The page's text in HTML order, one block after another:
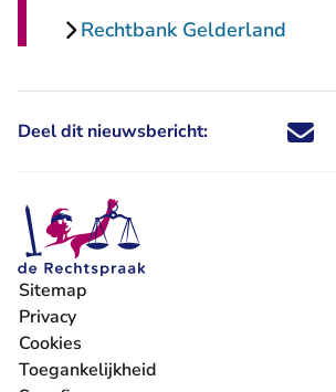
Rechtbank Gelderland
Deel dit nieuwsbericht: Deel dit
Deel
Deel
Sitemap
Privacy
Cookies
Toegankelijkheid